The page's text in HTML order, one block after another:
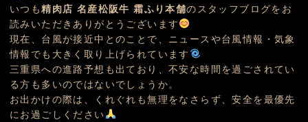
いつも精肉店 名産松阪牛 霜ふり本舗のスタッフブログをお
読みいただきありがとうございます
現在、台風が接近中とのことで、ニュースや台風情報・気象
情報でも大きく取り上げられています
三重県への進路予想も出ており、不安な時間を過ごされてい
る方も多いのではないでしょうか。
お出かけの際は、くれぐれも無理をなさらず、安全を最優先
にお過ごしください